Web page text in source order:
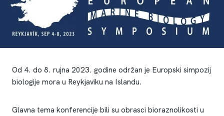
Od 4. do 8. rujna 2023. godine održan je Europski simpozij
biologije mora u Reykjaviku na Islandu.
Glavna tema konferencije bili su obrasci bioraznolikosti u